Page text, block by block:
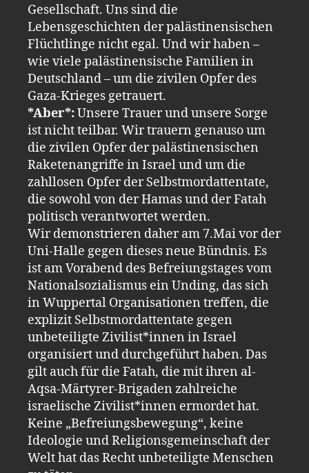
Gesellschaft. Uns sind die
Lebensgeschichten der palästinensischen
Flüchtlinge nicht egal. Und wir haben –
wie viele palästinensische Familien in
Deutschland – um die zivilen Opfer des
Gaza-Krieges getrauert.
*Aber*:Unsere Trauer und unsere Sorge
ist nicht teilbar. Wir trauern genauso um
die zivilen Opfer der palästinensischen
Raketenangriffe in Israel und um die
zahllosen Opfer der Selbstmordattentate,
die sowohl von der Hamas und der Fatah
politisch verantwortet werden.
Wir demonstrieren daher am 7.Mai vor der
Uni-Halle gegen dieses neue Bündnis. Es
ist am Vorabend des Befreiungstages vom
Nationalsozialismus ein Unding, das sich
in Wuppertal Organisationen treffen, die
explizit Selbstmordattentate gegen
unbeteiligte Zivilist*innen in Israel
organisiert und durchgeführt haben. Das
gilt auch für die Fatah, die mit ihren al-
Aqsa-Märtyrer-Brigaden zahlreiche
israelische Zivilist*innen ermordet hat.
Keine „Befreiungsbewegung“, keine
Ideologie und Religionsgemeinschaft der
Welt hat das Recht unbeteiligte Menschen